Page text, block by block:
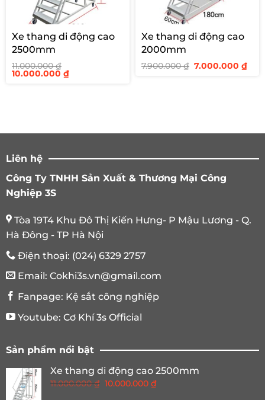
Xe thang di động cao
2500mm
11.000.000₫
Giá
10.000.000 ₫Giá
Xe thang di động cao
2000mm
7.900.000₫ Giá
7.000.000₫Giá
Liên hệ
Công Ty TNHH Sản Xuất & Thương Mại Công
Nghiệp 3S
Tòa 19T4 Khu Đô Thị Kiến Hưng- P Mậu Lương - Q.
Hà Đông - TP Hà Nội
Điện thoại: (024) 6329 2757
Email: Cokhi3s.vn@gmail.com
Fanpage: Kệ sắt công nghiệp
Youtube: Cơ Khí 3s Official
Sản phẩm nổi bật
Xe thang di động cao 2500mm
11.000.000 ₫ Giá
10.000.000₫Giá